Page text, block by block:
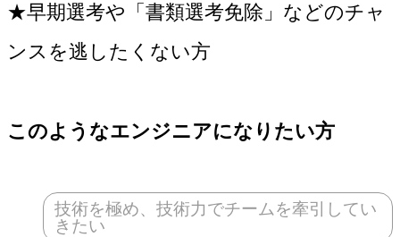
★早期選考や「書類選考免除」などのチャ
ンスを逃したくない方
このようなエンジニアになりたい方
技術を極め、技術力でチームを牽引してい
きたい